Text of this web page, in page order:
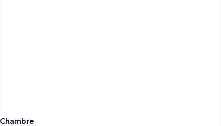
Chambre